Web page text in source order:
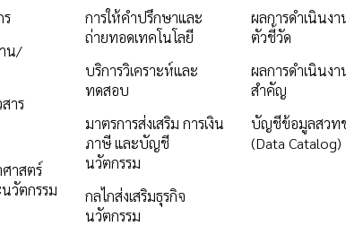
ร
น/
าร
าสตร์
วัตกรรม
การให้คำปรึกษาและ
ถ่ายทอดเทคโนโลยี
บริการวิเคราะห์และ
ทดสอบ
มาตรการส่งเสริม การเงิน
ภาษี และบัญชี
นวัตกรรม
กลไกส่งเสริมธุรกิจ
นวัตกรรม
ผลการดำเนินง
ตัวชี้วัด
ผลการดำเนินง
สำคัญ
บัญชีข้อมูลสวท
(Data Catalog)